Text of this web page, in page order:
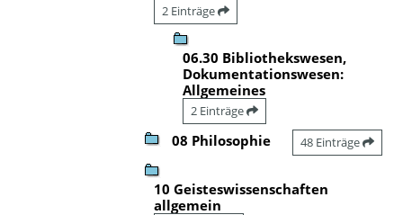
2 Einträge
06.30 Bibliothekswesen,
Dokumentationswesen:
Allgemeines
2 Einträge
08 Philosophie 48 Einträge
10 Geisteswissenschaften
allgemein